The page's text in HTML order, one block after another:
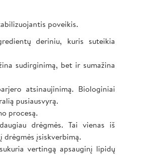
poveikis.
deriniu, kuris suteikia
sudirginimą, bet ir sumažina
atsinaujinimą. Biologiniai
pusiausvyrą.
procesą.
drėgmės. Tai vienas iš
drėgmės įsiskverbimą.
vertingą apsauginį lipidų